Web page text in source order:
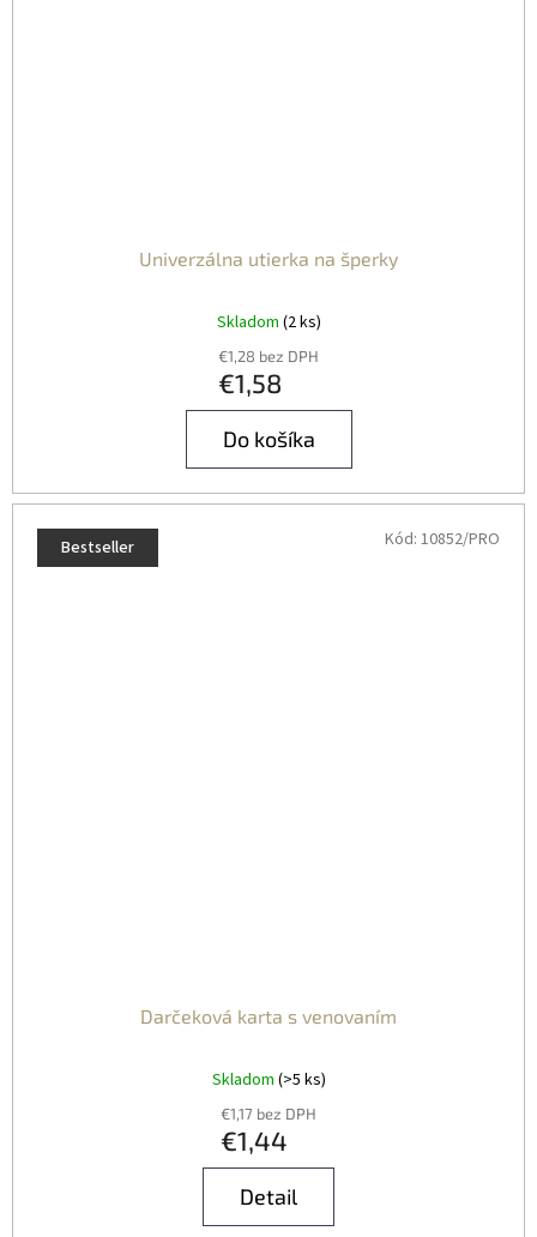
Univerzálna utierka na šperky
Skladom (2 ks)
€1,28 bez DPH
€1,58
Do košíka
Bestseller
Darčeková karta s venovaním
Skladom (>5 ks)
€1,17 bez DPH
€1,44
Detail
Kód: 10852/PRO